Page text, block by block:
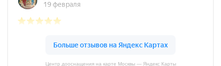
Центр дооснащения на карте Москвы — Яндекс Карты